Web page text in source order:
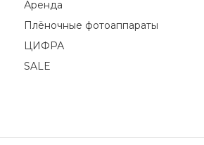
Аренда
Плёночные фотоаппараты
ЦИФРА
SALE